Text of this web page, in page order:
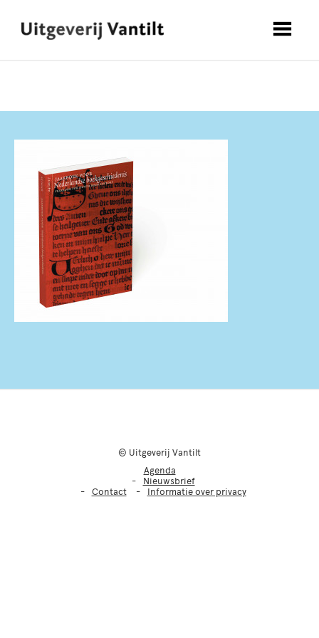
© Uitgeverij Vantilt
Agenda
Nieuwsbrief
Contact
Informatie over privacy